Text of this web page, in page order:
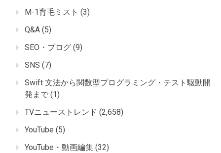
M-1育毛ミスト (3)
Q&A (5)
SEO・ブログ (9)
SNS (7)
Swift 文法から関数型プログラミング・テスト駆動開
発まで (1)
TVニューストレンド (2,658)
YouTube (5)
YouTube・動画編集 (32)